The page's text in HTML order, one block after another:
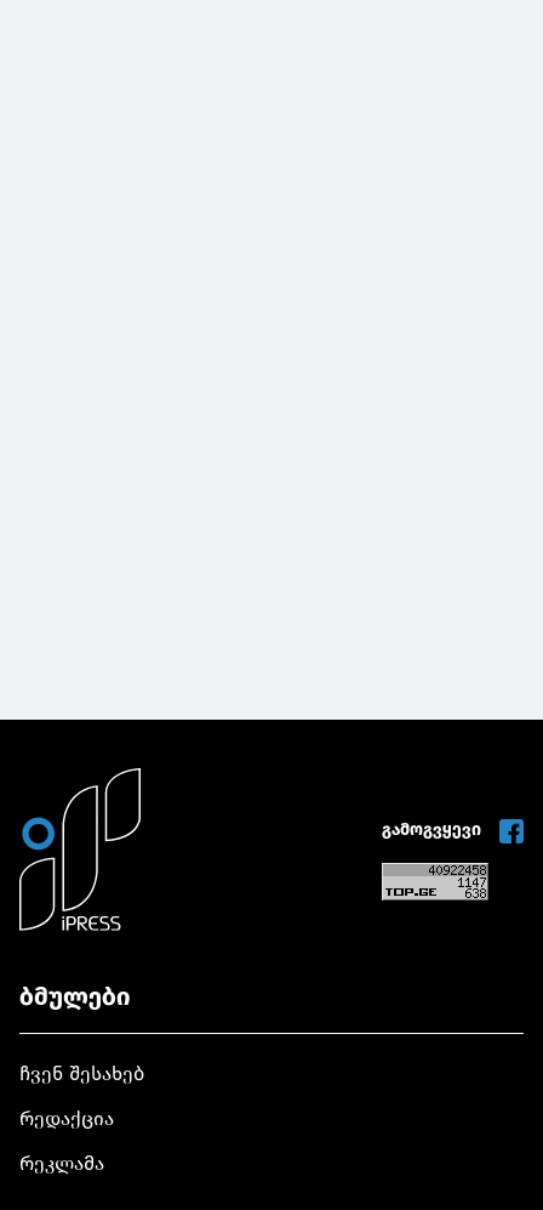
გამოგვყევი
ბმულები
ჩვენ შესახებ
რედაქცია
რეკლამა